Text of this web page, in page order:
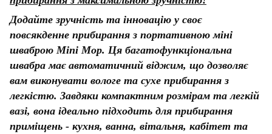
Додайте зручність та інновацію у своє
повсякденне прибирання з портативною міні
шваброю Mini Mop. Ця багатофункціональна
швабра має автоматичний віджим, що дозволяє
вам виконувати вологе та сухе прибирання з
легкістю. Завдяки компактним розмірам та легкій
вазі, вона ідеально підходить для прибирання
приміщень - кухня, ванна, вітальня, кабітет та